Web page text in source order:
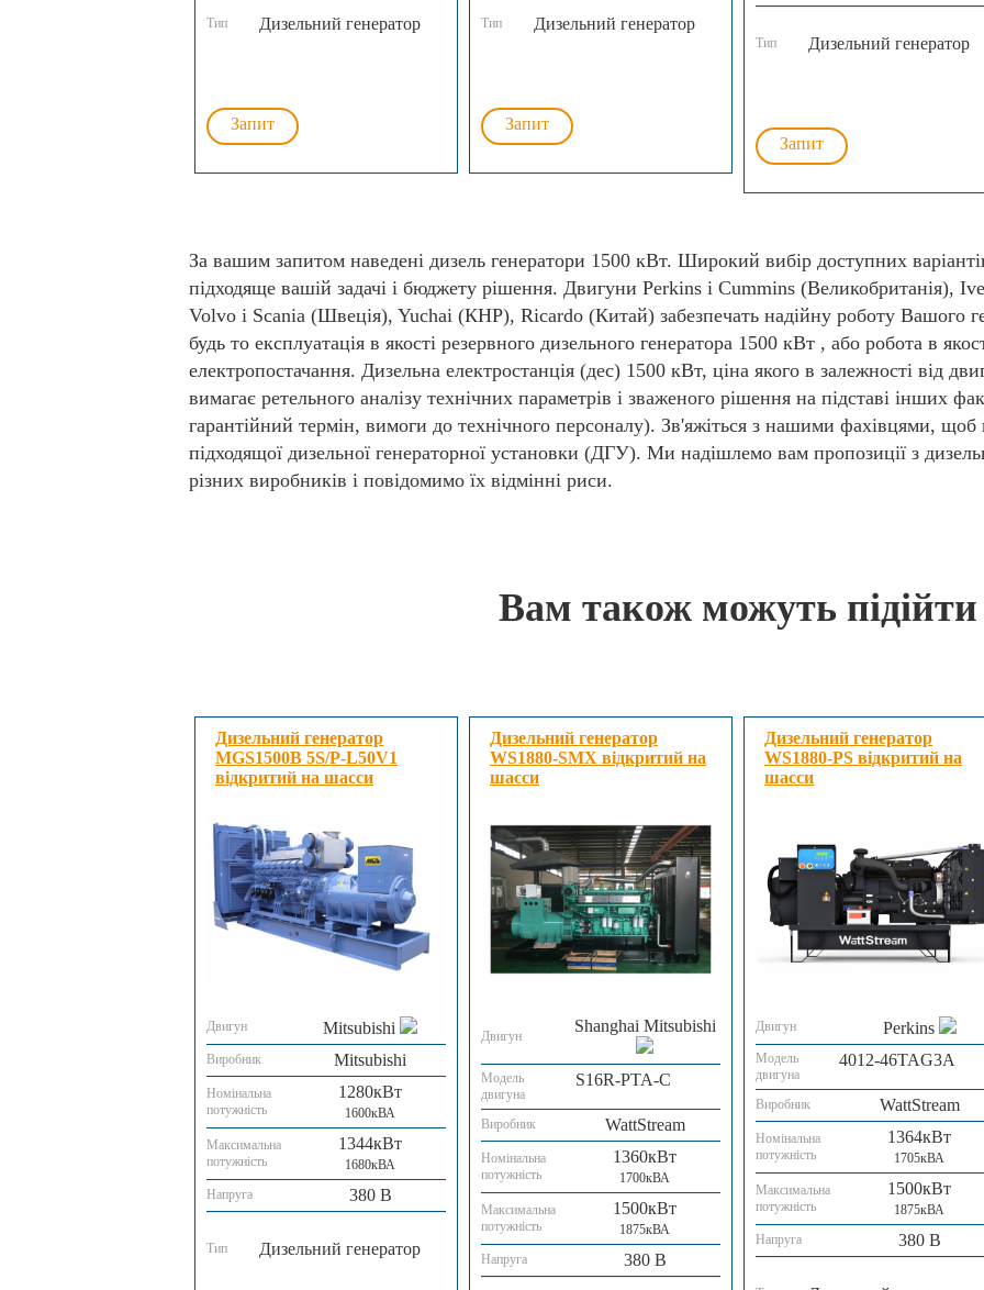
Тип Дизельний генератор
Запит
Тип Дизельний генератор
Запит
Тип Дизельний генератор
Запит
За вашим запитом наведені дизель генератори 1500 кВт. Широкий вибір доступних
підходяще вашій задачі і бюджету рішення. Двигуни Perkins і Cummins (Великобританія),
Volvo і Scania (Швеція), Yuchai (КНР), Ricardo (Китай) забезпечать надійну роботу Вашого
будь то експлуатація в якості резервного дизельного генератора 1500 кВт , або робота в
електропостачання. Дизельна електростанція (дес) 1500 кВт, ціна якого в залежності від
вимагає ретельного аналізу технічних параметрів і зваженого рішення на підставі інших
гарантійний термін, вимоги до технічного персоналу). Зв'яжіться з нашими фахівцями,
підходящої дизельної генераторної установки (ДГУ). Ми надішлемо вам пропозиції з
різних виробників і повідомимо їх відмінні риси.
Вам також можуть підійти
Дизельний генератор
MGS1500B 5S/P-L50V1
відкритий на шасси
Двигун Mitsubishi
Виробник Mitsubishi
Номінальна
потужність
1280кВт
1600кВА
Максимальна
потужність
1344кВт
1680кВА
Напруга
380 В
Тип Дизельний генератор
Дизельний генератор
WS1880-SMX відкритий на
шасси
Двигун
Shanghai Mitsubishi
Модель
двигуна
S16R-PTA-C
Виробник WattStream
Номінальна
потужність
1360кВт
1700кВА
Максимальна
потужність
1500кВт
1875кВА
Напруга
380 В
Дизельний генератор
WS1880-PS відкритий на
шасси
Двигун Perkins
Модель
двигуна
4012-46TAG3A
Виробник WattStream
Номінальна
потужність
1364кВт
1705кВА
Максимальна
потужність
1500кВт
1875кВА
Напруга
380 В